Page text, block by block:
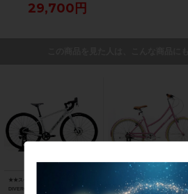
29,700円
★★スペシャライズド SPECIALIZED
DIVERGE E5 COMP 2023年モデル ア
★★ビアンキ BIANCHI
6 2018年モデル ハイテン シティサ